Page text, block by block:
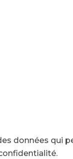
données qui